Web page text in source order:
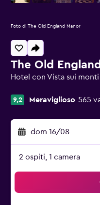
The Old
Hotel con Vista sui monti
9,2 Meraviglioso 565
dom 16/08
2 ospiti, 1 camera
Foto di The Old England Manor